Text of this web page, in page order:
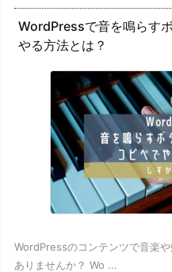
WordPressで音を鳴らす
やる方法とは？
WordPressのコンテンツで音楽
ありませんか？ Wo ...